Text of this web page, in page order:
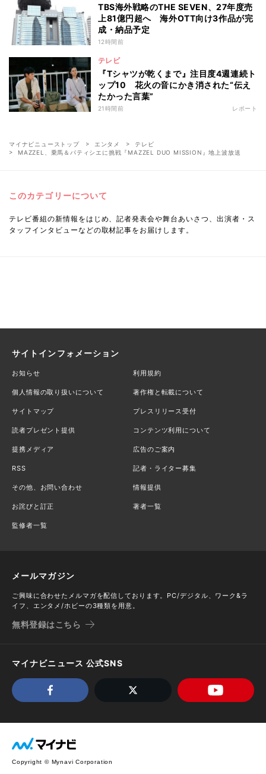
TBS海外戦略のTHE SEVEN、27年度売
上81億円超へ 海外OTT向け3作品が完
成・納品予定
12時間前
テレビ
『Tシャツが乾くまで』注目度4週連続ト
ップ10 花火の音にかき消された“伝え
たかった言葉”
21時間前 レポート
マイナビニューストップ エンタメ
テレビ
MAZZEL、乗馬＆パティシエに挑戦『MAZZEL DUO MISSION』地上波放送
このカテゴリーについて
テレビ番組の新情報をはじめ、記者発表会や舞台あいさつ、出演者・ス
タッフインタビューなどの取材記事をお届けします。
サイトインフォメーション
お知らせ 利用規約
個人情報の取り扱いについて 著作権と転載について
サイトマップ プレスリリース受付
読者プレゼント提供 コンテンツ利用について
提携メディア 広告のご案内
RSS 記者・ライター募集
その他、お問い合わせ 情報提供
お詫びと訂正 著者一覧
監修者一覧
メールマガジン
ご興味に合わせたメルマガを配信しております。PC/デジタル、ワーク&ラ
イフ、エンタメ/ホビーの3種類を用意。
無料登録はこちら
マイナビニュース 公式SNS
Copyright © Mynavi Corporation